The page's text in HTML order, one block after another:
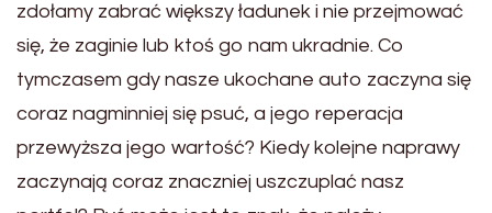
zdołamy zabrać większy ładunek i nie przejmować
się, że zaginie lub ktoś go nam ukradnie. Co
tymczasem gdy nasze ukochane auto zaczyna się
coraz nagminniej się psuć, a jego reperacja
przewyższa jego wartość? Kiedy kolejne naprawy
zaczynają coraz znaczniej uszczuplać nasz